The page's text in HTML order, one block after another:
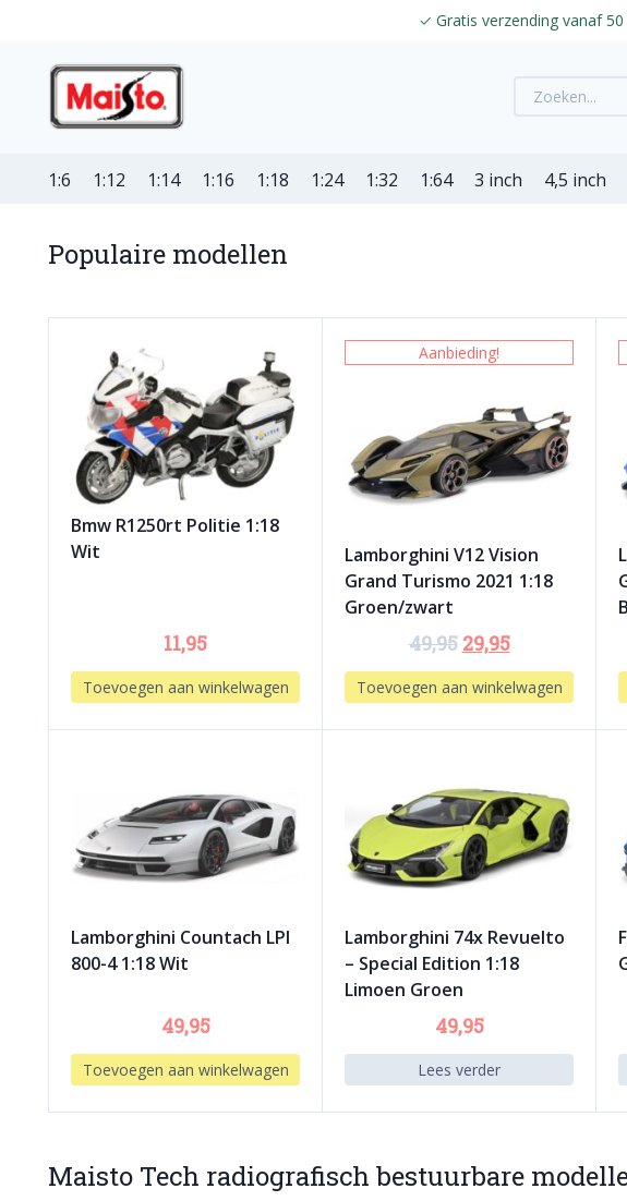
✓ Gratis verzending vanaf 50
1:6 1:12 1:14 1:16 1:18 1:24 1:32 1:64 3 inch 4,5 inch
Populaire modellen
Bmw R1250rt Politie 1:18
Wit
11,95
Toevoegen aan winkelwagen
Aanbieding!
Lamborghini V12 Vision
Grand Turismo 2021 1:18
Groen/zwart
49,95 29,95
Toevoegen aan winkelwagen
Lamborghini Countach LPI
800-4 1:18 Wit
49,95
Toevoegen aan winkelwagen
Lamborghini 74x Revuelto
– Special Edition 1:18
Limoen Groen
49,95
Lees verder
Maisto Tech radiografisch bestuurbare